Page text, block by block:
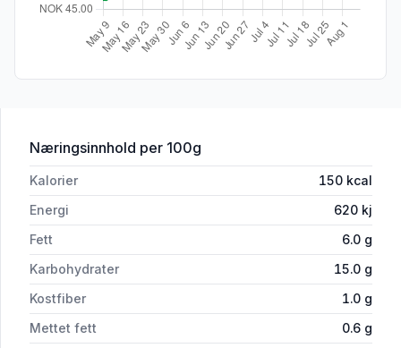
Næringsinnhold for 'Fiskegrateng Familiens 1kg Findus'
per 100g
Kalorier 150 kcal
Energi
620 kj
Fett
6.0 g
Karbohydrater
15.0 g
Kostfiber
1.0 g
Mettet fett
0.6 g